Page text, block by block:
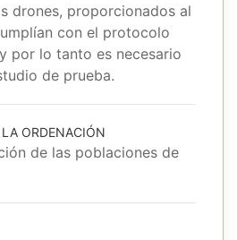
drones, proporcionados al
con el protocolo
por lo tanto es necesario
de prueba.
ORDENACIÓN
de las poblaciones de